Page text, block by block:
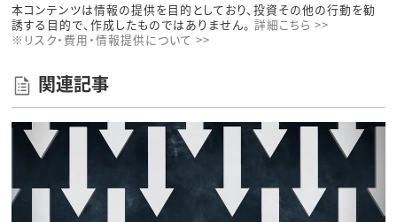
本コンテンツは情報の提供を目的としており、投資その他の行動を勧
誘する目的で、作成したものではありません。 詳細こちら >>
※リスク・費用・情報提供について >>
関連記事